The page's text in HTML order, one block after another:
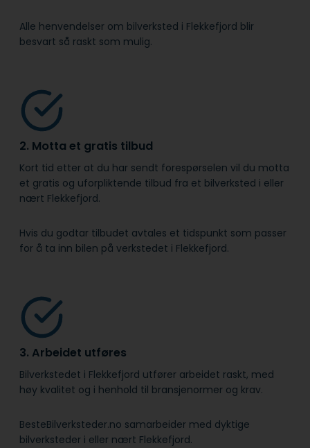
Alle henvendelser om bilverksted i Flekkefjord blir
besvart så raskt som mulig.
2. Motta et gratis tilbud
Kort tid etter at du har sendt forespørselen vil du motta
et gratis og uforpliktende tilbud fra et bilverksted i eller
nært Flekkefjord.
Hvis du godtar tilbudet avtales et tidspunkt som passer
for å ta inn bilen på verkstedet i Flekkefjord.
3. Arbeidet utføres
Bilverkstedet i Flekkefjord utfører arbeidet raskt, med
høy kvalitet og i henhold til bransje­normer og krav.
BesteBilverksteder.no samarbeider med dyktige
bilverksteder i eller nært Flekkefjord.